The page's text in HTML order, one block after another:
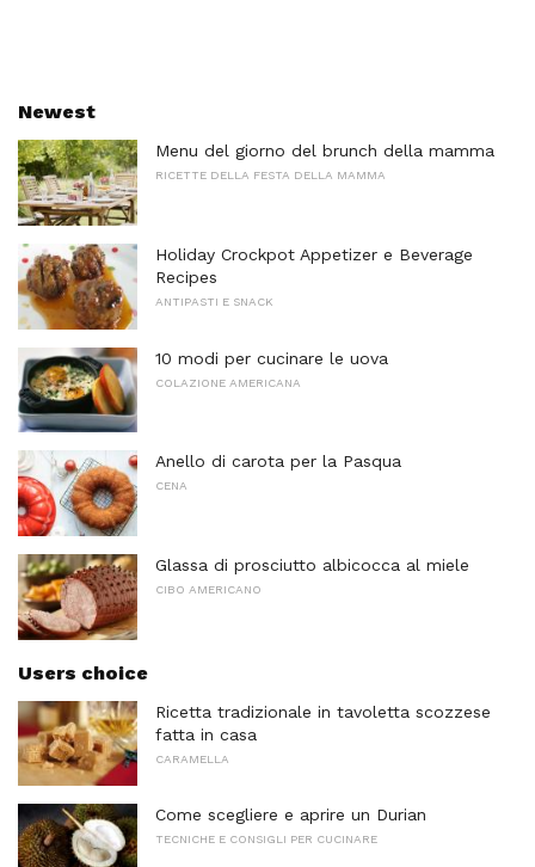
Newest
Menu del giorno del brunch della mamma
RICETTE DELLA FESTA DELLA MAMMA
Holiday Crockpot Appetizer e Beverage
Recipes
ANTIPASTI E SNACK
10 modi per cucinare le uova
COLAZIONE AMERICANA
Anello di carota per la Pasqua
CENA
Glassa di prosciutto albicocca al miele
CIBO AMERICANO
Users choice
Ricetta tradizionale in tavoletta scozzese
fatta in casa
CARAMELLA
Come scegliere e aprire un Durian
TECNICHE E CONSIGLI PER CUCINARE